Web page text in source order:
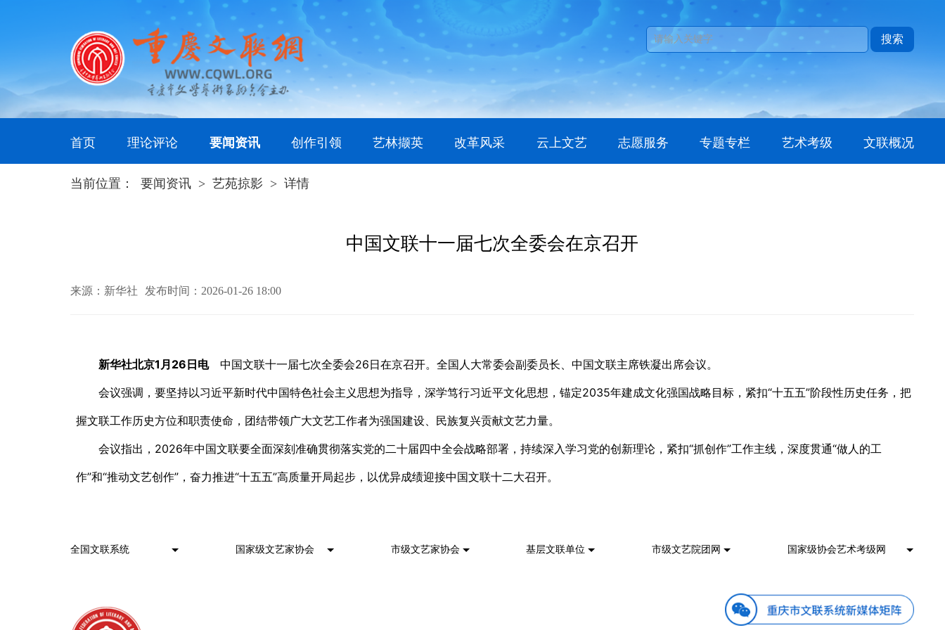
搜索
首页 理论评论 要闻资讯 创作引领 艺林撷英 改革风采 云上文艺 志愿服务 专题专栏 艺术考级 文联概况
当前位置： 要闻资讯 > 艺苑掠影 > 详情
中国文联十一届七次全委会在京召开
来源：新华社 发布时间：2026-01-26 18:00
新华社北京1月26日电中国文联十一届七次全委会26日在京召开。全国人大常委会副委员长、中国文联主席铁凝出席会议。
会议强调，要坚持以习近平新时代中国特色社会主义思想为指导，深学笃行习近平文化思想，锚定2035年建成文化强国战略目标，紧扣“十五五”阶段性历史任务，把
握文联工作历史方位和职责使命，团结带领广大文艺工作者为强国建设、民族复兴贡献文艺力量。
会议指出，2026年中国文联要全面深刻准确贯彻落实党的二十届四中全会战略部署，持续深入学习党的创新理论，紧扣“抓创作”工作主线，深度贯通“做人的工
作”和“推动文艺创作”，奋力推进“十五五”高质量开局起步，以优异成绩迎接中国文联十二大召开。